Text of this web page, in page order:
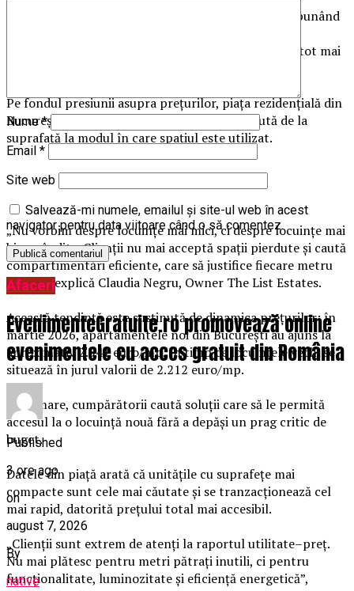
În acest context, cumpărătorii devin mai selectivi, punând
stabilitatea investiției, iar deciziile de achiziție sunt tot mai
Pe fondul presiunii asupra prețurilor, piața rezidențială din
București își schimbă direcția: accentul se mută de la
suprafață la modul în care spațiul este utilizat.
„Nu vorbim despre locuințe mai mici, ci despre locuințe mai
bine gândite. Clienții nu mai acceptă spații pierdute și caută
compartimentări eficiente, care să justifice fiecare metru
pătrat”, explică Claudia Negru, Owner The List Estates.
Această tendință este susținută de dinamica prețurilor: în
martie 2026, apartamentele noi din București au ajuns la
aproximativ 2.541 euro/mp, în timp ce locuințele vechi se
situează în jurul valorii de 2.212 euro/mp.
Ca urmare, cumpărătorii caută soluții care să le permită
accesul la o locuință nouă fără a depăși un prag critic de
buget.
Datele din piață arată că unitățile cu suprafețe mai
compacte sunt cele mai căutate și se tranzacționează cel
mai rapid, datorită prețului total mai accesibil.
„Clienții sunt extrem de atenți la raportul utilitate–preț.
Nu mai plătesc pentru metri pătrați inutili, ci pentru
funcționalitate, luminozitate și eficiență energetică”,
Nume*
Email *
Site web
Salvează-mi numele, emailul și site-ul web în acest
navigator pentru data viitoare când o să comentez.
Afaceri
EvenimenteGratuite.ro promovează online
evenimentele cu acces gratuit din România
Published
3 ore ago
on
august 7, 2026
By
native